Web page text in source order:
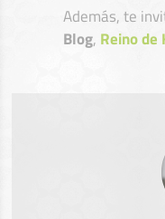
Además, te
Blog, Reino de